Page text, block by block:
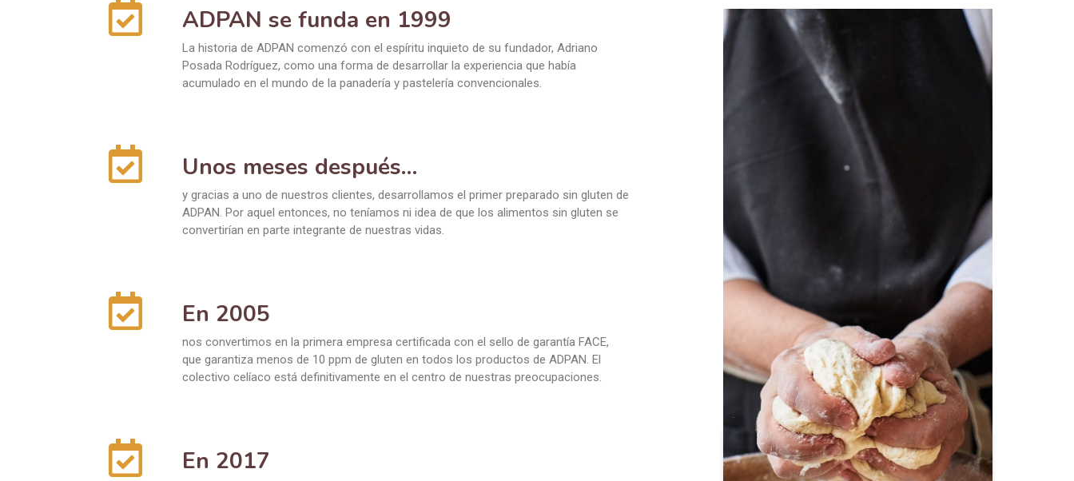
ADPAN se funda en 1999
La historia de ADPAN comenzó con el espíritu inquieto de su fundador, Adriano
Posada Rodríguez, como una forma de desarrollar la experiencia que había
acumulado en el mundo de la panadería y pastelería convencionales.
Unos meses después…
y gracias a uno de nuestros clientes, desarrollamos el primer preparado sin gluten de
ADPAN. Por aquel entonces, no teníamos ni idea de que los alimentos sin gluten se
convertirían en parte integrante de nuestras vidas.
En 2005
nos convertimos en la primera empresa certificada con el sello de garantía FACE,
que garantiza menos de 10 ppm de gluten en todos los productos de ADPAN. El
colectivo celíaco está definitivamente en el centro de nuestras preocupaciones.
En 2017